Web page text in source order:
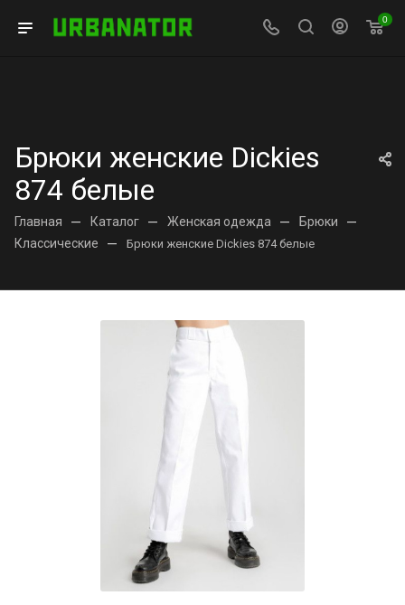
0
Брюки женские Dickies
874 белые
Главная — Каталог — Женская одежда — Брюки —
Классические — Брюки женские Dickies 874 белые